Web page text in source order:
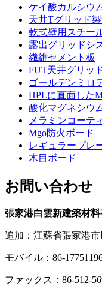
ケイ酸カルシウ
天井Tグリッド
乾式壁用スチー
露出グリッドシ
繊維セメント板
FUT天井グリッ
ゴールデンミロ
HPLに直面した
酸化マグネシウ
メラミンコーテ
Mgo防火ボード
レギュラープレ
木目ボード
お問い合わせ
張家港白雲新建築材料
追加：江蘇省張家港
モバイル：86-
ファックス：86-512-